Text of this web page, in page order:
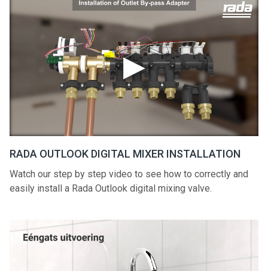
RADA OUTLOOK DIGITAL MIXER INSTALLATION
Watch our step by step video to see how to correctly and
easily install a Rada Outlook digital mixing valve.